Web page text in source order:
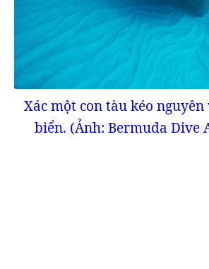
Xác một con tàu kéo
biển. (Ảnh: Bermuda Dive